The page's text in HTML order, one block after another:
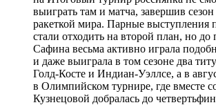
выиграть там и матча, завершив сезон
ракеткой мира. Парные выступления
стали отходить на второй план, но до
Сафина весьма активно играла
и даже выиграла в том сезоне два
Голд-Косте и Индиан-Уэллсе, а в
в Олимпийском турнире, где вместе
Кузнецовой добралась до